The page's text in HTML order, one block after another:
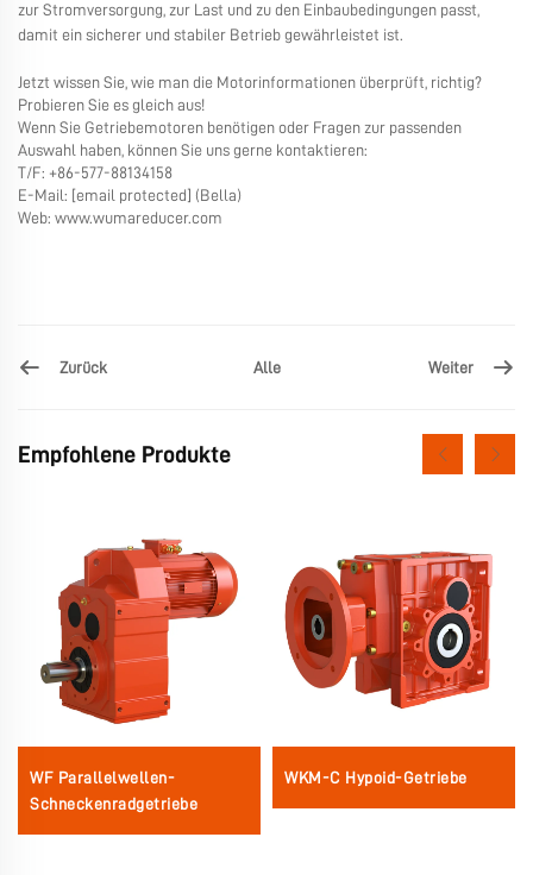
zur Stromversorgung, zur Last und zu den Einbaubedingungen passt,
damit ein sicherer und stabiler Betrieb gewährleistet ist.
Jetzt wissen Sie, wie man die Motorinformationen überprüft, richtig?
Probieren Sie es gleich aus!
Wenn Sie Getriebemotoren benötigen oder Fragen zur passenden
Auswahl haben, können Sie uns gerne kontaktieren:
T/F: +86-577-88134158
E-Mail: [email protected] (Bella)
Web: www.wumareducer.com
Zurück Alle Weiter
Empfohlene Produkte
WF Parallelwellen-
Schneckenradgetriebe
WKM-C Hypoid-Getriebe